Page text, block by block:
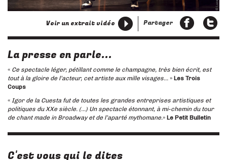
Partager
Voir un extrait vidéo
La presse en parle...
« Ce spectacle léger, pétillant comme le champagne, très bien écrit, est
tout à la gloire de l’acteur, cet artiste aux mille visages… » Les Trois
Coups
« Igor de la Cuesta fut de toutes les grandes entreprises artistiques et
politiques du XXe siècle. (…) Un spectacle étonnant, à mi-chemin du tour
de chant made in Broadway et de l’aparté mythomane.» Le Petit Bulletin
C'est vous qui le dites